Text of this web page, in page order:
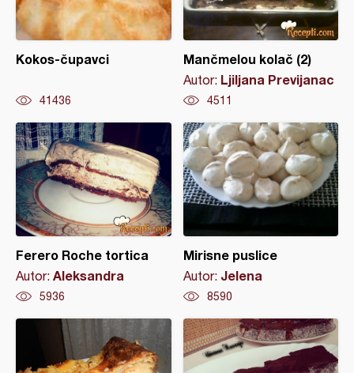
Kokos-čupavci
41436
Mančmelou kolač (2)
Autor: Ljiljana Previjanac
4511
Ferero Roche tortica
Autor: Aleksandra
5936
Mirisne puslice
Autor: Jelena
8590